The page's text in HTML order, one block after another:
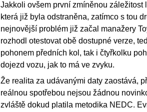
Jakkoli ovšem první zmíněnou záležitost
která již byla odstraněna, zatímco s tou
nejnovější problém již začal manažery
rozhodl otestovat obě dostupné verze,
pohonem předních kol, tak i čtyřkolku
dojezd vozu, jak to má ve zvyku.
Že realita za udávanými daty zaostává,
reálnou spotřebou nejsou žádnou
zvláště dokud platila metodika NEDC.